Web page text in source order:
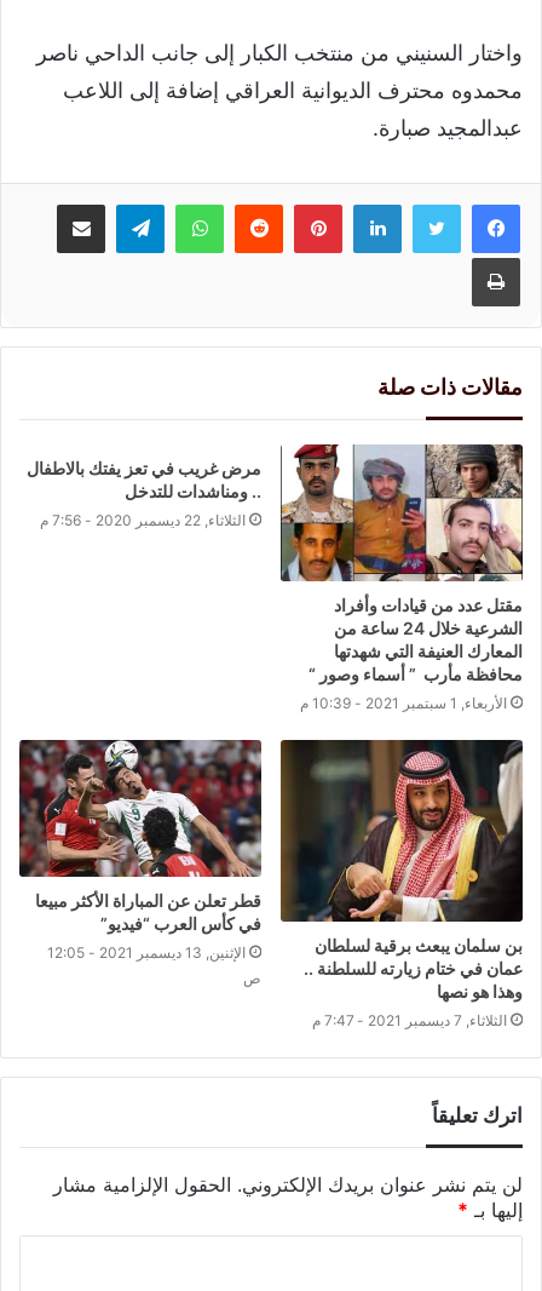
واختار السنيني من منتخب الكبار إلى جانب الداحي ناصر
محمدوه محترف الديوانية العراقي إضافة إلى اللاعب
عبدالمجيد صبارة.
لينكدإنبينتيريست واتسابتيلقرام مشاركة عبر البريد
طباعة
مقالات ذات صلة
مقتل عدد من قيادات وأفراد
الشرعية خلال 24 ساعة من
المعارك العنيفة التي شهدتها
محافظة مأرب ” أسماء وصور “
الأربعاء, 1 سبتمبر 2021 - 10:39 م
مرض غريب في تعز يفتك بالاطفال
.. ومناشدات للتدخل
الثلاثاء, 22 ديسمبر 2020 - 7:56 م
بن سلمان يبعث برقية لسلطان
عمان في ختام زيارته للسلطنة ..
وهذا هو نصها
الثلاثاء, 7 ديسمبر 2021 - 7:47 م
قطر تعلن عن المباراة الأكثر مبيعا
في كأس العرب “فيديو”
الإثنين, 13 ديسمبر 2021 - 12:05
ص
اترك تعليقاً
لن يتم نشر عنوان بريدك الإلكتروني. الحقول الإلزامية مشار
إليها بـ *